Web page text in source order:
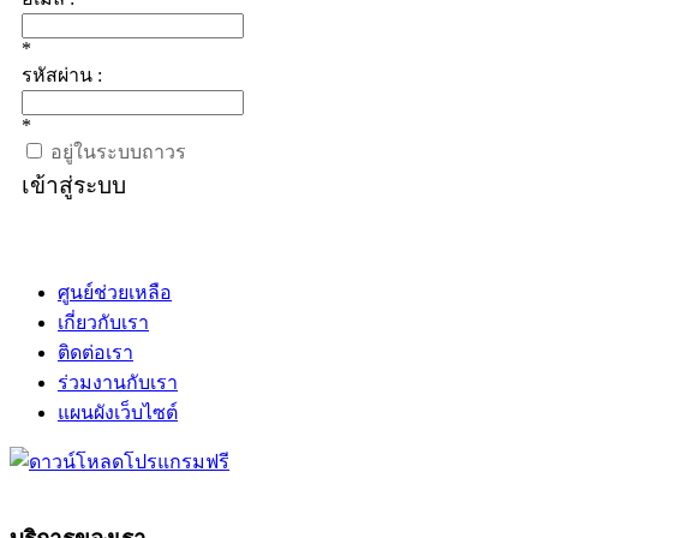
*
รหัสผ่าน :
*
อยู่ในระบบถาวร
เข้าสู่ระบบ
ศูนย์ช่วยเหลือ
เกี่ยวกับเรา
ติดต่อเรา
ร่วมงานกับเรา
แผนผังเว็บไซต์